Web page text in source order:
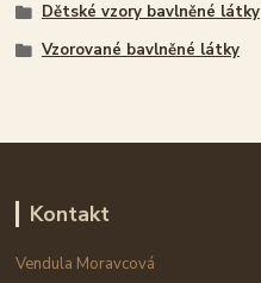
Dětské vzory bavlněné látky
Vzorované bavlněné látky
Kontakt
Vendula Moravcová